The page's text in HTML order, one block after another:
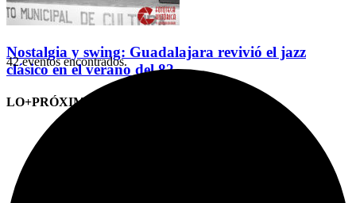
Nostalgia y swing: Guadalajara revivió el jazz
clásico en el verano del 82
LO+PRÓXIMO (CITAS)
42 eventos encontrados.